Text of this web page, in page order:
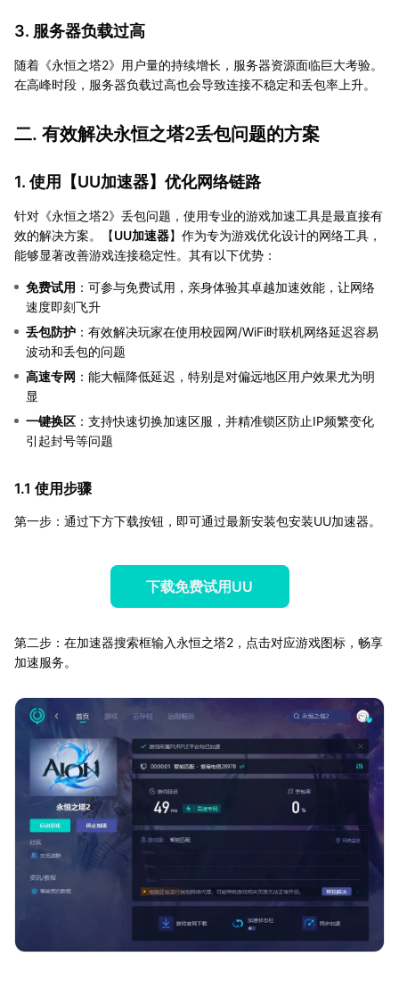
3. 服务器负载过高
随着《永恒之塔2》用户量的持续增长，服务器资源面临巨大考验。
在高峰时段，服务器负载过高也会导致连接不稳定和丢包率上升。
二. 有效解决永恒之塔2丢包问题的方案
1. 使用【UU加速器】优化网络链路
针对《永恒之塔2》丢包问题，使用专业的游戏加速工具是最直接有
效的解决方案。【UU加速器】作为专为游戏优化设计的网络工具，
能够显著改善游戏连接稳定性。其有以下优势：
免费试用 ：可参与免费试用，亲身体验其卓越加速效能，让网络
速度即刻飞升
丢包防护 ：有效解决玩家在使用校园网/WiFi时联机网络延迟容易
波动和丢包的问题
高速专网 ：能大幅降低延迟，特别是对偏远地区用户效果尤为明
显
一键换区 ：支持快速切换加速区服，并精准锁区防止IP频繁变化
引起封号等问题
1.1 使用步骤
第一步：通过下方下载按钮，即可通过最新安装包安装UU加速器。
下载免费试用UU
第二步：在加速器搜索框输入永恒之塔2，点击对应游戏图标，畅享
加速服务。